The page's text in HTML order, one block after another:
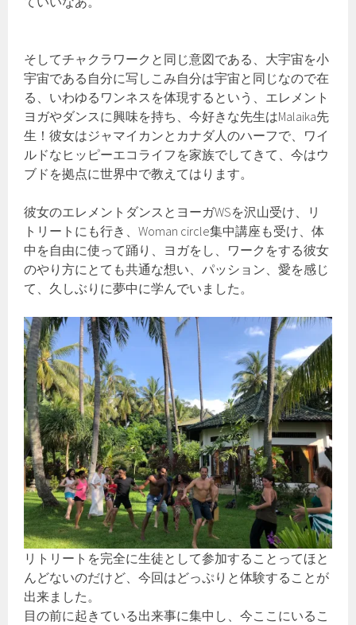
そしてチャクラワークと同じ意図である、大宇宙を小
宇宙である自分に写しこみ自分は宇宙と同じなので在
る、いわゆるワンネスを体現するという、エレメント
ヨガやダンスに興味を持ち、今好きな先生はMalaika先
生！彼女はジャマイカンとカナダ人のハーフで、ワイ
ルドなヒッピーエコライフを家族でしてきて、今はウ
ブドを拠点に世界中で教えてはります。
彼女のエレメントダンスとヨーガWSを沢山受け、リ
トリートにも行き、Woman circle集中講座も受け、体
中を自由に使って踊り、ヨガをし、ワークをする彼女
のやり方にとても共通な想い、パッション、愛を感じ
て、久しぶりに夢中に学んでいました。
リトリートを完全に生徒として参加することってほと
んどないのだけど、今回はどっぷりと体験することが
出来ました。
目の前に起きている出来事に集中し、今ここにいるこ